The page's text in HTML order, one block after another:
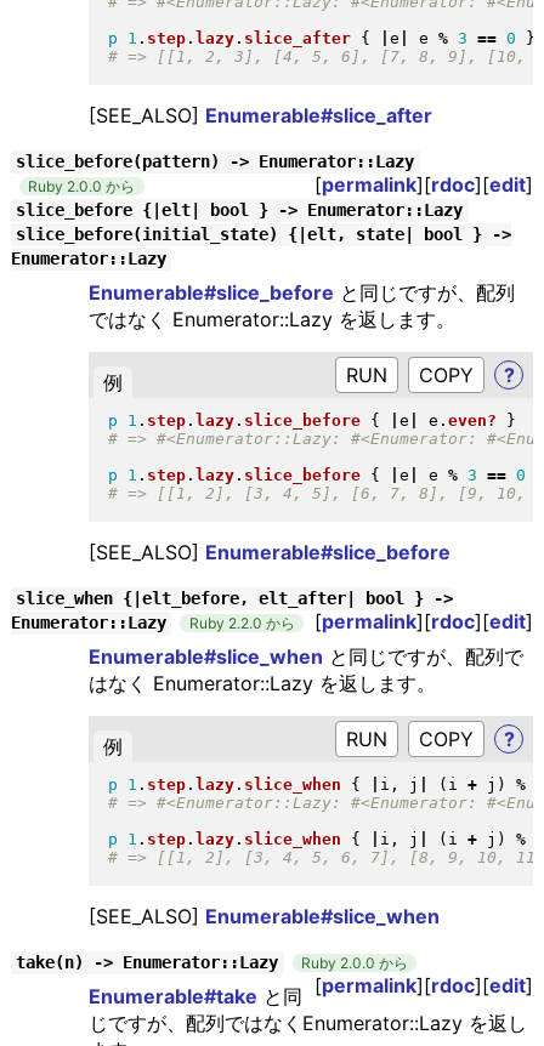
p 1 . step. lazy. slice_after { e e % 3 == 0 }
[SEE_ALSO] Enumerable#slice_after
slice_before(pattern) -> Enumerator::Lazy
Ruby 2.0.0 から [permalink][rdoc][edit]
slice_before {|elt| bool } -> Enumerator::Lazy
slice_before(initial_state) {|elt, state| bool } ->
Enumerator::Lazy
Enumerable#slice_before と同じですが、配列
ではなく Enumerator::Lazy を返します。
例 RUN ?
p 1 . step. lazy. slice_before { e e . even? }
p 1 . step. lazy. slice_before { e e % 3 == 0
[SEE_ALSO] Enumerable#slice_before
slice_when {|elt_before, elt_after| bool } ->
Enumerator::Lazy
Ruby 2.2.0 から [permalink][rdoc][edit]
Enumerable#slice_when と同じですが、配列で
はなく Enumerator::Lazy を返します。
例 RUN ?
p 1 . step. lazy. slice_when { i, j ( i + j ) %
p 1 . step. lazy. slice_when { i, j ( i + j ) %
[SEE_ALSO] Enumerable#slice_when
take(n) -> Enumerator::Lazy Ruby 2.0.0 から
[permalink][rdoc][edit]
Enumerable#take と同
じですが、配列ではなくEnumerator::Lazy を返し